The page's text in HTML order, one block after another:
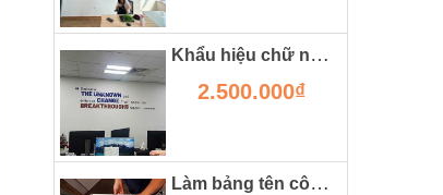
Khẩu hiệu chữ nổi mica dán tường trong công ty
2.500.000₫
Làm bảng tên công ty tại hà nội